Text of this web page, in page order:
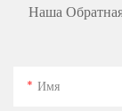
Наша
Имя